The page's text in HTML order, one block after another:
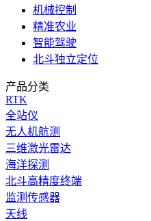
机械控制
精准农业
智能驾驶
北斗独立定位
产品分类
RTK
全站仪
无人机航测
三维激光雷达
海洋探测
北斗高精度终端
监测传感器
天线